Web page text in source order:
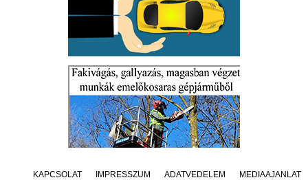
KAPCSOLAT IMPRESSZUM ADATVÉDELEM MÉDIAAJÁNLAT